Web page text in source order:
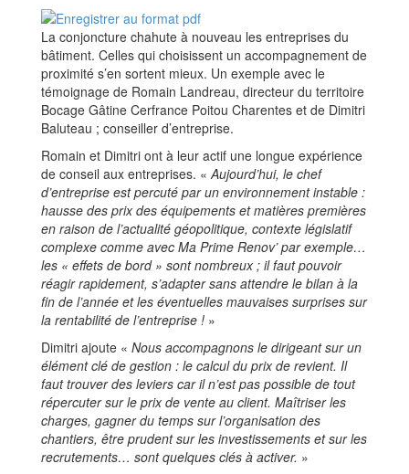
La conjoncture chahute à nouveau les entreprises du
bâtiment. Celles qui choisissent un accompagnement de
proximité s’en sortent mieux. Un exemple avec le
témoignage de Romain Landreau, directeur du territoire
Bocage Gâtine Cerfrance Poitou Charentes et de Dimitri
Baluteau ; conseiller d’entreprise.
Romain et Dimitri ont à leur actif une longue expérience
de conseil aux entreprises. «Aujourd’hui, le chef
d’entreprise est percuté par un environnement instable :
hausse des prix des équipements et matières premières
en raison de l’actualité géopolitique, contexte législatif
complexe comme avec Ma Prime Renov’ par exemple…
les « effets de bord » sont nombreux ; il faut pouvoir
réagir rapidement, s’adapter sans attendre le bilan à la
fin de l’année et les éventuelles mauvaises surprises sur
la rentabilité de l’entreprise ! »
Dimitri ajoute « Nous accompagnons le dirigeant sur un
élément clé de gestion : le calcul du prix de revient. Il
faut trouver des leviers car il n’est pas possible de tout
répercuter sur le prix de vente au client. Maîtriser les
charges, gagner du temps sur l’organisation des
chantiers, être prudent sur les investissements et sur les
recrutements… sont quelques clés à activer. »